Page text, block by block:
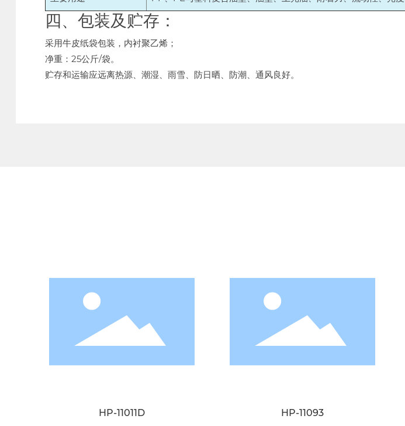
四、包装及贮存：
采用牛皮纸袋包装，内衬聚乙烯；
净重：25公斤/袋。
贮存和运输应远离热源、潮湿、雨雪、防日晒、防潮、通风良好。
HP-11011D HP-11093